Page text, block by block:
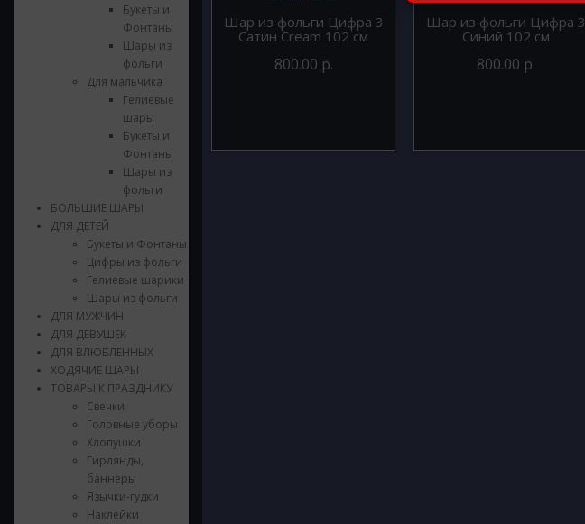
Букеты и
Фонтаны
Шары из
фольги
Для мальчика
Гелиевые
шары
Букеты и
Фонтаны
Шары из
фольги
БОЛЬШИЕ ШАРЫ
ДЛЯ ДЕТЕЙ
Букеты и Фонтаны
Цифры из фольги
Гелиевые шарики
Шары из фольги
ДЛЯ МУЖЧИН
ДЛЯ ДЕВУШЕК
ДЛЯ ВЛЮБЛЕННЫХ
ХОДЯЧИЕ ШАРЫ
ТОВАРЫ К ПРАЗДНИКУ
Свечки
Головные уборы
Хлопушки
Гирлянды,
баннеры
Язычки-гудки
Наклейки
Шар из фольги Цифра 3
Сатин Cream 102 см
800.00 р.
Шар из фольги Цифра 3
Синий 102 см
800.00 р.